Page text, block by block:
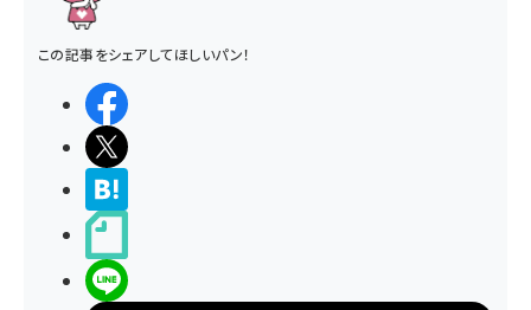
この記事をシェアしてほしいパン！